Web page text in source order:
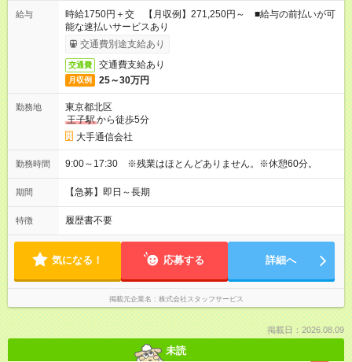
給与
時給1750円＋交 【月収例】271,250円～ ■給与の前払いが可
能な速払いサービスあり
交通費別途支給あり
交通費 交通費支給あり
月収例 25～30万円
勤務地
東京都北区
王子駅から徒歩5分
大手通信会社
勤務時間 9:00～17:30 ※残業はほとんどありません。※休憩60分。
期間 【急募】即日～長期
特徴 履歴書不要
気になる！ 応募する 詳細へ
掲載元企業名 株式会社スタッフサービス
掲載日：2026.08.09
未読